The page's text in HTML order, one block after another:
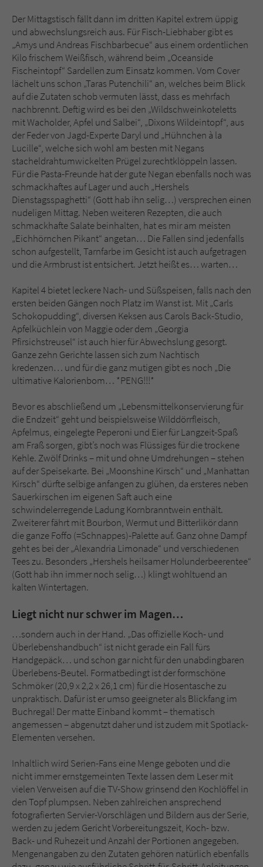
Der Mittagstisch fällt dann im dritten Kapitel extrem üppig
und abwechslungsreich aus. Für Fisch-Liebhaber gibt es
„Amys und Andreas Fischbarbecue“ aus einem ordentlichen
Kilo frischem Weißfisch, während beim „Oceanside
Fischeintopf“ Sardellen zum Einsatz kommen. Vom Cover
lächelt uns schon „Taras Putenchili“ an, welches beim Blick
auf die Zutaten schob vermuten lässt, dass es mehrfach
nachbrennt. Deftig wird es bei den „Wildschweinkoteletts
mit Wacholder, Apfel und Salbei“, „Dixons Wildeintopf“, aus
der Feder von Jagd-Experte Daryl und „Hühnchen à la
Lucille“, welche sich wohl am besten mit Negans
stacheldrahtumwickelten Prügel zurechtklöppeln lassen.
Für die Pasta-Freunde hat der gute Negan ebenfalls noch was
schmackhaftes auf Lager und auch „Hershels
Dienstagsspaghetti“ (Gott hab ihn selig…) versprechen einen
nudeligen Mittag. Neben weiteren Rezepten, die auch
schmackhafte Salate beinhalten, hat es mir am meisten
„Eichhörnchen Pikant“ angetan… Die Fallen sind jedenfalls
schon aufgestellt, Tarnfarbe im Gesicht ist auch aufgetragen
und die Armbrust ist entsichert. Jetzt heißt es… warten…
Kapitel 4 bietet leckere Nach- und Süßspeisen, falls nach den
ersten beiden Gängen noch Platz im Wanst ist. Mit „Carls
Schokopudding“, diversen Keksen aus Carols Back-Studio,
Apfelküchlein von Maggie oder dem „Georgia
Pfirsichstreusel“ ist auch hier für Abwechslung gesorgt.
Ganze zehn Gerichte lassen sich zum Nachtisch
kredenzen… und für die ganz mutigen gibt es noch „Die
ultimative Kalorienbom… *PENG!!!*
Bevor es abschließend um „Lebensmittelkonservierung für
die Endzeit“ geht und beispielsweise Wilddörrfleisch,
Apfelmus, eingelegte Peperoni und Eier für Langzeit-Spaß
am Fraß sorgen, gibt’s noch was Flüssiges für die trockene
Kehle. Zwölf Drinks – mit und ohne Umdrehungen – stehen
auf der Speisekarte. Bei „Moonshine Kirsch“ und „Manhattan
Kirsch“ dürfte selbige anfangen zu glühen, da ersteres neben
Sauerkirschen im eigenen Saft auch eine
schwindelerregende Ladung Kornbranntwein enthält.
Zweiterer fährt mit Bourbon, Wermut und Bitterlikör dann
die ganze Foffo (=Schnappes)-Palette auf. Ganz ohne Dampf
geht es bei der „Alexandria Limonade“ und verschiedenen
Tees zu. Besonders „Hershels heilsamer Holunderbeerentee“
(Gott hab ihn immer noch selig…) klingt wohltuend an
kalten Wintertagen.
Liegt nicht nur schwer im Magen…
…sondern auch in der Hand. „Das offizielle Koch- und
Überlebenshandbuch“ ist nicht gerade ein Fall fürs
Handgepäck… und schon gar nicht für den unabdingbaren
Überlebens-Beutel. Formatbedingt ist der formschöne
Schmöker (20,9 x 2,2 x 26,1 cm) für die Hosentasche zu
unpraktisch. Dafür ist er umso geeigneter als Blickfang im
Buchregal! Der matte Einband kommt – thematisch
angemessen – abgenutzt daher und ist zudem mit Spotlack-
Elementen versehen.
Inhaltlich wird Serien-Fans eine Menge geboten und die
nicht immer ernstgemeinten Texte lassen dem Leser mit
vielen Verweisen auf die TV-Show grinsend den Kochlöffel in
den Topf plumpsen. Neben zahlreichen ansprechend
fotografierten Servier-Vorschlägen und Bildern aus der Serie,
werden zu jedem Gericht Vorbereitungszeit, Koch- bzw.
Back- und Ruhezeit und Anzahl der Portionen angegeben.
Mengenangaben zu den Zutaten gehören natürlich ebenfalls